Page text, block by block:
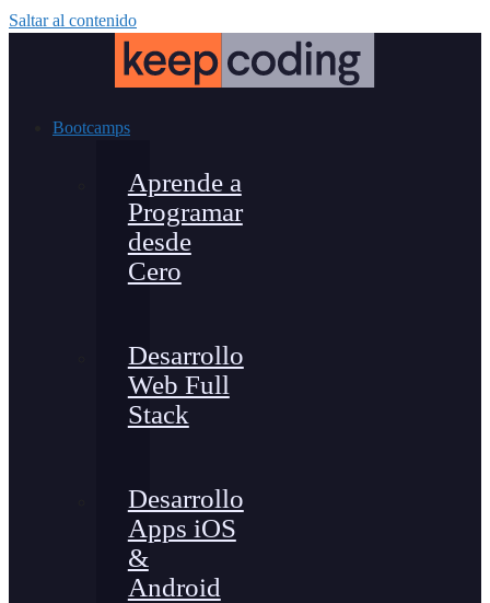
Saltar al contenido
Bootcamps
Aprende a
Programar
desde
Cero
Desarrollo
Web Full
Stack
Desarrollo
Apps iOS
&
Android